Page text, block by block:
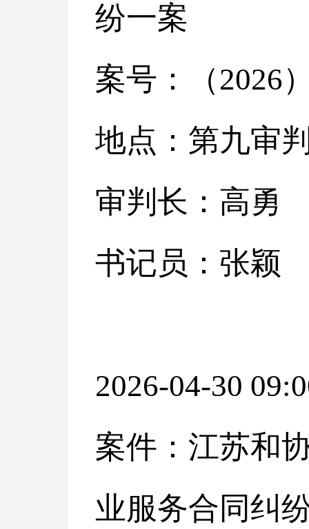
纷一案
案号：（2026
地点：第九审
审判长：高勇
书记员：张颖
2026-04-30
案件：江苏和
业服务合同纠